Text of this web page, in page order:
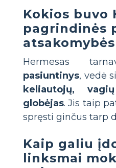
Kokios buvo
pagrindinės
Hermesas
pasiuntinys, vedė
keliautojų,
globėjas. Jis taip
spręsti ginčus tarp
Kaip galiu
linksmai